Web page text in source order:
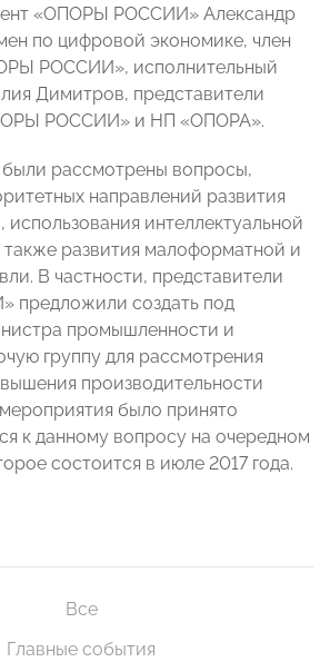
«ОПОРЫ РОССИИ» Александр
по цифровой экономике, член
РОССИИ», исполнительный
Димитров, представители
РОССИИ» и НП «ОПОРА».
были рассмотрены вопросы,
направлений развития
интеллектуальной
также развития малоформатной и
В частности, представители
создать под
промышленности и
группу для рассмотрения
производительности
было принято
к данному вопросу на очередном
состоится в июле 2017 года.
Все
Главные события